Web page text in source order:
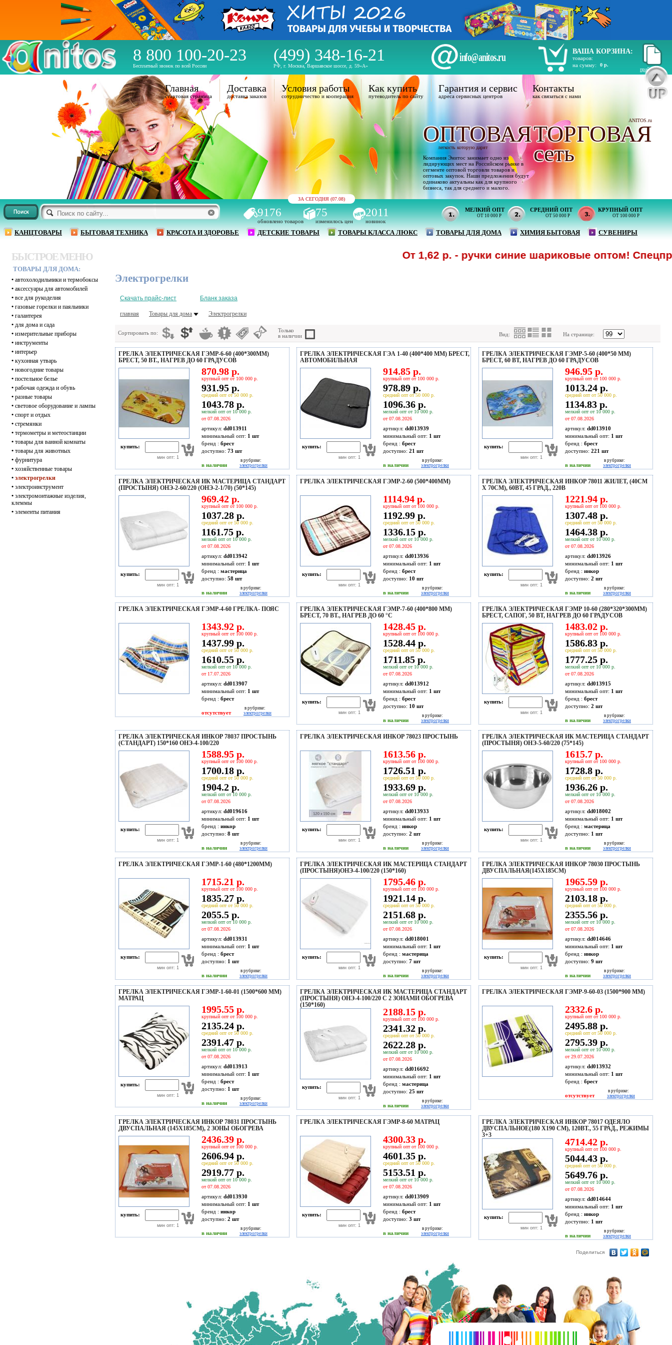
8 800 100-20-23
Бесплатный звонок по всей России
(499) 348-16-21
РФ, г. Москва, Варшавское шоссе, д. 59«А»
info@anitos.ru
ВАША КОРЗИНА:
товаров:
на сумму:
0 р.
прайс лист
ЗА СЕГОДНЯ (07.08)
9176
обновлено товаров
75
изменилось цен
2011
новинок
МЕЛКИЙ ОПТ
ОТ 10 000 Р
СРЕДНИЙ ОПТ
ОТ 50 000 Р
КРУПНЫЙ ОПТ
ОТ 100 000 Р
КАНЦТОВАРЫ БЫТОВАЯ ТЕХНИКА КРАСОТА И ЗДОРОВЬЕ ДЕТСКИЕ ТОВАРЫ ТОВАРЫ КЛАССА ЛЮКС ТОВАРЫ ДЛЯ ДОМА ХИМИЯ БЫТОВАЯ СУВЕНИРЫ
Главная
стартовая страница
Доставка
доставка заказов
Условия работы
сотрудничество и кооперация
Как купить
путеводитель по сайту
Гарантия и сервис
адреса сервисных центров
Контакты
как связаться с нами
ANITOS.ru
ОПТОВАЯТОРГОВАЯ
легкость которую дарят
Компания Энитос занимает одно из
лидирующих мест на Российском рынке в
сегменте оптовой торговли товаров и
оптовых закупок. Наши предложения будут
одинаково актуальны как для крупного
бизнеса, так для среднего и малого.
сеть
БЫСТРОЕ МЕНЮ
ТОВАРЫ ДЛЯ ДОМА:
• автохолодильники и термобоксы
• аксессуары для автомобилей
• все для рукоделия
• газовые горелки и паяльники
• галантерея
• для дома и сада
• измерительные приборы
• инструменты
• интерьер
• кухонная утварь
• новогодние товары
• постельное белье
• рабочая одежда и обувь
• разные товары
• световое оборудование и лампы
• спорт и отдых
• стремянки
• термометры и метеостанции
• товары для ванной комнаты
• товары для животных
• фурнитура
• хозяйственные товары
• электрогрелки
• электроинструмент
• электромонтажные изделия,
клеммы
• элементы питания
От 1,62 р. - ручки синие шариковые оптом!
Электрогрелки
Скачать прайс-лист Бланк заказа
главная Товары для дома Электрогрелки
Сортировать по:
Только
в наличии
Вид: На странице:
ГРЕЛКА ЭЛЕКТРИЧЕСКАЯ ГЭМР-6-60 (400*300ММ)
БРЕСТ, 50 ВТ., НАГРЕВ ДО 60 ГРАДУСОВ
купить:
мин опт: 1
870.98 р.
крупный опт от 100 000 р.
931.95 р.
средний опт от 50 000 р.
1043.78 р.
мелкий опт от 10 000 р.
от 07.08.2026
артикул: dd013911
минимальный опт: 1 шт
бренд : брест
доступно: 73 шт
в наличии
в рубрике:
электрогрелки
ГРЕЛКА ЭЛЕКТРИЧЕСКАЯ ГЭА 1-40 (400*400 ММ) БРЕСТ,
АВТОМОБИЛЬНАЯ
купить:
мин опт: 1
914.85 р.
крупный опт от 100 000 р.
978.89 р.
средний опт от 50 000 р.
1096.36 р.
мелкий опт от 10 000 р.
от 07.08.2026
артикул: dd013939
минимальный опт: 1 шт
бренд : брест
доступно: 21 шт
в наличии
в рубрике:
электрогрелки
ГРЕЛКА ЭЛЕКТРИЧЕСКАЯ ГЭМР-5-60 (400*50 ММ)
БРЕСТ, 60 ВТ, НАГРЕВ ДО 60 ГРАДУСОВ
купить:
мин опт: 1
946.95 р.
крупный опт от 100 000 р.
1013.24 р.
средний опт от 50 000 р.
1134.83 р.
мелкий опт от 10 000 р.
от 07.08.2026
артикул: dd013910
минимальный опт: 1 шт
бренд : брест
доступно: 221 шт
в наличии
в рубрике:
электрогрелки
ГРЕЛКА ЭЛЕКТРИЧЕСКАЯ ИК МАСТЕРИЦА СТАНДАРТ
(ПРОСТЫНЯ) ОНЭ-2-60/220 (ОНЭ-2-1/70) (50*145)
купить:
мин опт: 1
969.42 р.
крупный опт от 100 000 р.
1037.28 р.
средний опт от 50 000 р.
1161.75 р.
мелкий опт от 10 000 р.
от 07.08.2026
артикул: dd013942
минимальный опт: 1 шт
бренд : мастерица
доступно: 58 шт
в наличии
в рубрике:
электрогрелки
ГРЕЛКА ЭЛЕКТРИЧЕСКАЯ ГЭМР-2-60 (500*400ММ)
купить:
мин опт: 1
1114.94 р.
крупный опт от 100 000 р.
1192.99 р.
средний опт от 50 000 р.
1336.15 р.
мелкий опт от 10 000 р.
от 07.08.2026
артикул: dd013936
минимальный опт: 1 шт
бренд : брест
доступно: 10 шт
в наличии
в рубрике:
электрогрелки
ГРЕЛКА ЭЛЕКТРИЧЕСКАЯ ИНКОР 78011 ЖИЛЕТ, (40СМ
Х 70СМ), 60ВТ, 45 ГРАД., 220В
купить:
мин опт: 1
1221.94 р.
крупный опт от 100 000 р.
1307.48 р.
средний опт от 50 000 р.
1464.38 р.
мелкий опт от 10 000 р.
от 07.08.2026
артикул: dd013926
минимальный опт: 1 шт
бренд : инкор
доступно: 2 шт
в наличии
в рубрике:
электрогрелки
ГРЕЛКА ЭЛЕКТРИЧЕСКАЯ ГЭМР-4-60 ГРЕЛКА- ПОЯС
1343.92 р.
крупный опт от 100 000 р.
1437.99 р.
средний опт от 50 000 р.
1610.55 р.
мелкий опт от 10 000 р.
от 17.07.2026
артикул: dd013907
минимальный опт: 1 шт
бренд : брест
отсутствует
в рубрике:
электрогрелки
ГРЕЛКА ЭЛЕКТРИЧЕСКАЯ ГЭМР-7-60 (400*800 ММ)
БРЕСТ, 70 ВТ., НАГРЕВ ДО 60 °С
купить:
мин опт: 1
1428.45 р.
крупный опт от 100 000 р.
1528.44 р.
средний опт от 50 000 р.
1711.85 р.
мелкий опт от 10 000 р.
от 07.08.2026
артикул: dd013912
минимальный опт: 1 шт
бренд : брест
доступно: 10 шт
в наличии
в рубрике:
электрогрелки
ГРЕЛКА ЭЛЕКТРИЧЕСКАЯ ГЭМР 10-60 (280*320*300ММ)
БРЕСТ, САПОГ, 50 ВТ, НАГРЕВ ДО 60 ГРАДУСОВ
купить:
мин опт: 1
1483.02 р.
крупный опт от 100 000 р.
1586.83 р.
средний опт от 50 000 р.
1777.25 р.
мелкий опт от 10 000 р.
от 07.08.2026
артикул: dd013915
минимальный опт: 1 шт
бренд : брест
доступно: 2 шт
в наличии
в рубрике:
электрогрелки
ГРЕЛКА ЭЛЕКТРИЧЕСКАЯ ИНКОР 78037 ПРОСТЫНЬ
(СТАНДАРТ) 150*160 ОНЭ-4-100/220
купить:
мин опт: 1
1588.95 р.
крупный опт от 100 000 р.
1700.18 р.
средний опт от 50 000 р.
1904.2 р.
мелкий опт от 10 000 р.
от 07.08.2026
артикул: dd019616
минимальный опт: 1 шт
бренд : инкор
доступно: 8 шт
в наличии
в рубрике:
электрогрелки
ГРЕЛКА ЭЛЕКТРИЧЕСКАЯ ИНКОР 78023 ПРОСТЫНЬ
купить:
мин опт: 1
1613.56 р.
крупный опт от 100 000 р.
1726.51 р.
средний опт от 50 000 р.
1933.69 р.
мелкий опт от 10 000 р.
от 07.08.2026
артикул: dd013933
минимальный опт: 1 шт
бренд : инкор
доступно: 2 шт
в наличии
в рубрике:
электрогрелки
ГРЕЛКА ЭЛЕКТРИЧЕСКАЯ ИК МАСТЕРИЦА СТАНДАРТ
(ПРОСТЫНЯ) ОНЭ-5-60/220 (75*145)
купить:
мин опт: 1
1615.7 р.
крупный опт от 100 000 р.
1728.8 р.
средний опт от 50 000 р.
1936.26 р.
мелкий опт от 10 000 р.
от 07.08.2026
артикул: dd018002
минимальный опт: 1 шт
бренд : мастерица
доступно: 1 шт
в наличии
в рубрике:
электрогрелки
ГРЕЛКА ЭЛЕКТРИЧЕСКАЯ ГЭМР-1-60 (480*1200ММ)
купить:
мин опт: 1
1715.21 р.
крупный опт от 100 000 р.
1835.27 р.
средний опт от 50 000 р.
2055.5 р.
мелкий опт от 10 000 р.
от 07.08.2026
артикул: dd013931
минимальный опт: 1 шт
бренд : брест
доступно: 1 шт
в наличии
в рубрике:
электрогрелки
ГРЕЛКА ЭЛЕКТРИЧЕСКАЯ ИК МАСТЕРИЦА СТАНДАРТ
(ПРОСТЫНЯ)ОНЭ-4-100/220 (150*160)
купить:
мин опт: 1
1795.46 р.
крупный опт от 100 000 р.
1921.14 р.
средний опт от 50 000 р.
2151.68 р.
мелкий опт от 10 000 р.
от 07.08.2026
артикул: dd018001
минимальный опт: 1 шт
бренд : мастерица
доступно: 7 шт
в наличии
в рубрике:
электрогрелки
ГРЕЛКА ЭЛЕКТРИЧЕСКАЯ ИНКОР 78030 ПРОСТЫНЬ
ДВУСПАЛЬНАЯ(145Х185СМ)
купить:
мин опт: 1
1965.59 р.
крупный опт от 100 000 р.
2103.18 р.
средний опт от 50 000 р.
2355.56 р.
мелкий опт от 10 000 р.
от 07.08.2026
артикул: dd014646
минимальный опт: 1 шт
бренд : инкор
доступно: 9 шт
в наличии
в рубрике:
электрогрелки
ГРЕЛКА ЭЛЕКТРИЧЕСКАЯ ГЭМР-1-60-01 (1500*600 ММ)
МАТРАЦ
купить:
мин опт: 1
1995.55 р.
крупный опт от 100 000 р.
2135.24 р.
средний опт от 50 000 р.
2391.47 р.
мелкий опт от 10 000 р.
от 07.08.2026
артикул: dd013913
минимальный опт: 1 шт
бренд : брест
доступно: 1 шт
в наличии
в рубрике:
электрогрелки
ГРЕЛКА ЭЛЕКТРИЧЕСКАЯ ИК МАСТЕРИЦА СТАНДАРТ
(ПРОСТЫНЯ) ОНЭ-4-100/220 С 2 ЗОНАМИ ОБОГРЕВА
(150*160)
купить:
мин опт: 1
2188.15 р.
крупный опт от 100 000 р.
2341.32 р.
средний опт от 50 000 р.
2622.28 р.
мелкий опт от 10 000 р.
от 07.08.2026
артикул: dd016692
минимальный опт: 1 шт
бренд : мастерица
доступно: 25 шт
в наличии
в рубрике:
электрогрелки
ГРЕЛКА ЭЛЕКТРИЧЕСКАЯ ГЭМР-9-60-03 (1500*900 ММ)
2332.6 р.
крупный опт от 100 000 р.
2495.88 р.
средний опт от 50 000 р.
2795.39 р.
мелкий опт от 10 000 р.
от 29.07.2026
артикул: dd013932
минимальный опт: 1 шт
бренд : брест
отсутствует
в рубрике:
электрогрелки
ГРЕЛКА ЭЛЕКТРИЧЕСКАЯ ИНКОР 78031 ПРОСТЫНЬ
ДВУСПАЛЬНАЯ (145Х185СМ), 2 ЗОНЫ ОБОГРЕВА
купить:
мин опт: 1
2436.39 р.
крупный опт от 100 000 р.
2606.94 р.
средний опт от 50 000 р.
2919.77 р.
мелкий опт от 10 000 р.
от 07.08.2026
артикул: dd013930
минимальный опт: 1 шт
бренд : инкор
доступно: 2 шт
в наличии
в рубрике:
электрогрелки
ГРЕЛКА ЭЛЕКТРИЧЕСКАЯ ГЭМР-8-60 МАТРАЦ
купить:
мин опт: 1
4300.33 р.
крупный опт от 100 000 р.
4601.35 р.
средний опт от 50 000 р.
5153.51 р.
мелкий опт от 10 000 р.
от 07.08.2026
артикул: dd013909
минимальный опт: 1 шт
бренд : брест
доступно: 3 шт
в наличии
в рубрике:
электрогрелки
ГРЕЛКА ЭЛЕКТРИЧЕСКАЯ ИНКОР 78017 ОДЕЯЛО
ДВУСПАЛЬНОЕ(180 Х190 СМ), 120ВТ., 55 ГРАД., РЕЖИМЫ
3+3
купить:
мин опт: 1
4714.42 р.
крупный опт от 100 000 р.
5044.43 р.
средний опт от 50 000 р.
5649.76 р.
мелкий опт от 10 000 р.
от 07.08.2026
артикул: dd014644
минимальный опт: 1 шт
бренд : инкор
доступно: 1 шт
в наличии
в рубрике:
электрогрелки
Поделиться